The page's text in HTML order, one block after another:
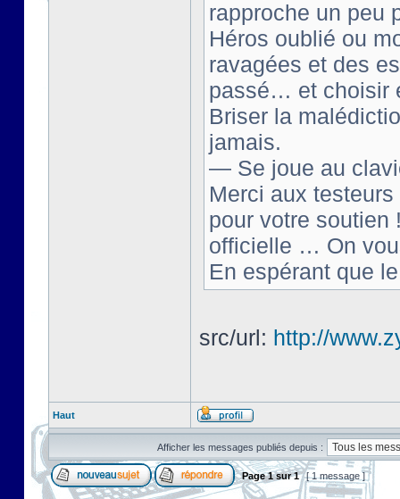
rapproche un peu
Héros oublié ou
ravagées et des
passé… et choisir
Briser la
jamais.
— Se joue au
Merci aux
pour votre soutien
officielle … On
En espérant que
src/url: http://
Haut
Afficher les messages publiés depuis :
Page1sur1 [ 1 message ]